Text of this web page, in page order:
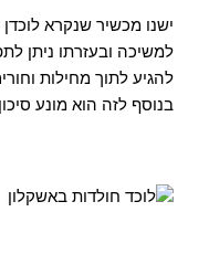
ישנו מכשיר שנקרא
למשיכה ובעזרתו ניתן
להגיע לתוך מחילות
בנוסף לזה הוא מונע